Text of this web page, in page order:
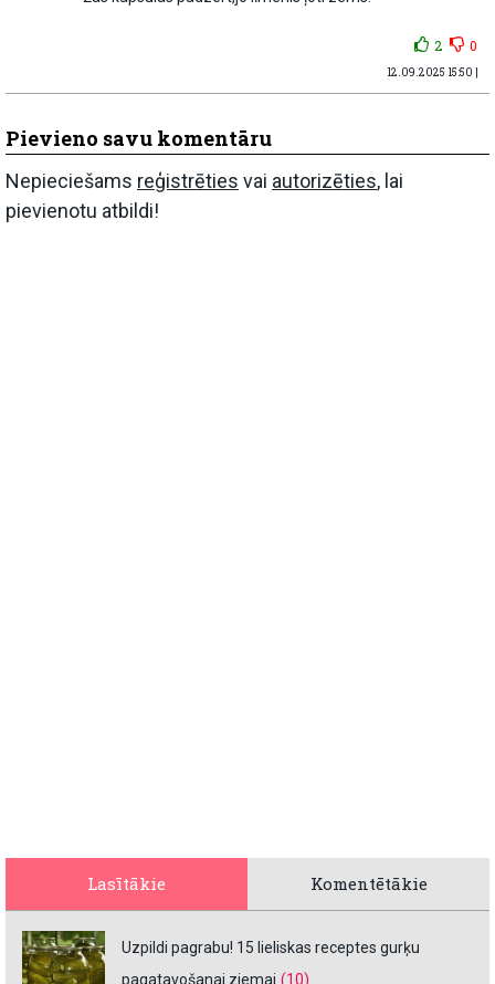
2 0
12.09.2025 15:50 |
Pievieno savu komentāru
Nepieciešams reģistrēties vai autorizēties, lai
pievienotu atbildi!
Lasītākie Komentētākie
Uzpildi pagrabu! 15 lieliskas receptes gurķu
pagatavošanai ziemai (10)